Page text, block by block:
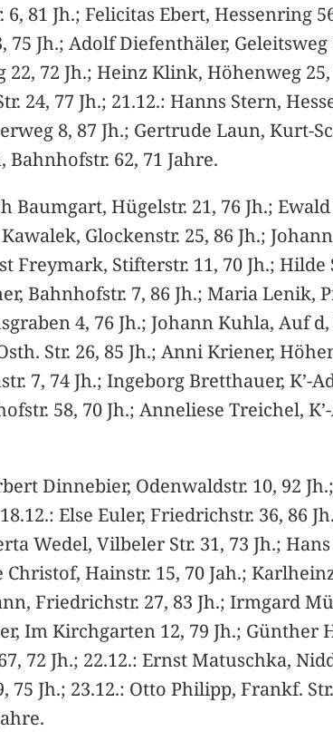
6, 81 Jh.; Felicitas Ebert, Hessenring
Jh.; Adolf Diefenthäler,
72 Jh.; Heinz Klink, Höhenweg
24, 77 Jh.; 21.12.: Hanns Stern,
8, 87 Jh.; Gertrude Laun, Kurt-
62, 71 Jahre.
Baumgart, Hügelstr. 21, 76 Jh.;
Glockenstr. 25, 86 Jh.;
Freymark, Stifterstr. 11, 70 Jh.;
Bahnhofstr. 7, 86 Jh.; Maria
4, 76 Jh.; Johann Kuhla, Auf
Str. 26, 85 Jh.; Anni Kriener,
7, 74 Jh.; Ingeborg Bretthauer, K’-
58, 70 Jh.; Anneliese Treichel,
Dinnebier, Odenwaldstr. 10, 92
Else Euler, Friedrichstr. 36, 86
Wedel, Vilbeler Str. 31, 73 Jh.;
Hainstr. 15, 70 Jah.;
Friedrichstr. 27, 83 Jh.; Irmgard
Im Kirchgarten 12, 79 Jh.; Günther
72 Jh.; 22.12.: Ernst Matuschka,
75 Jh.; 23.12.: Otto Philipp, Frankf.